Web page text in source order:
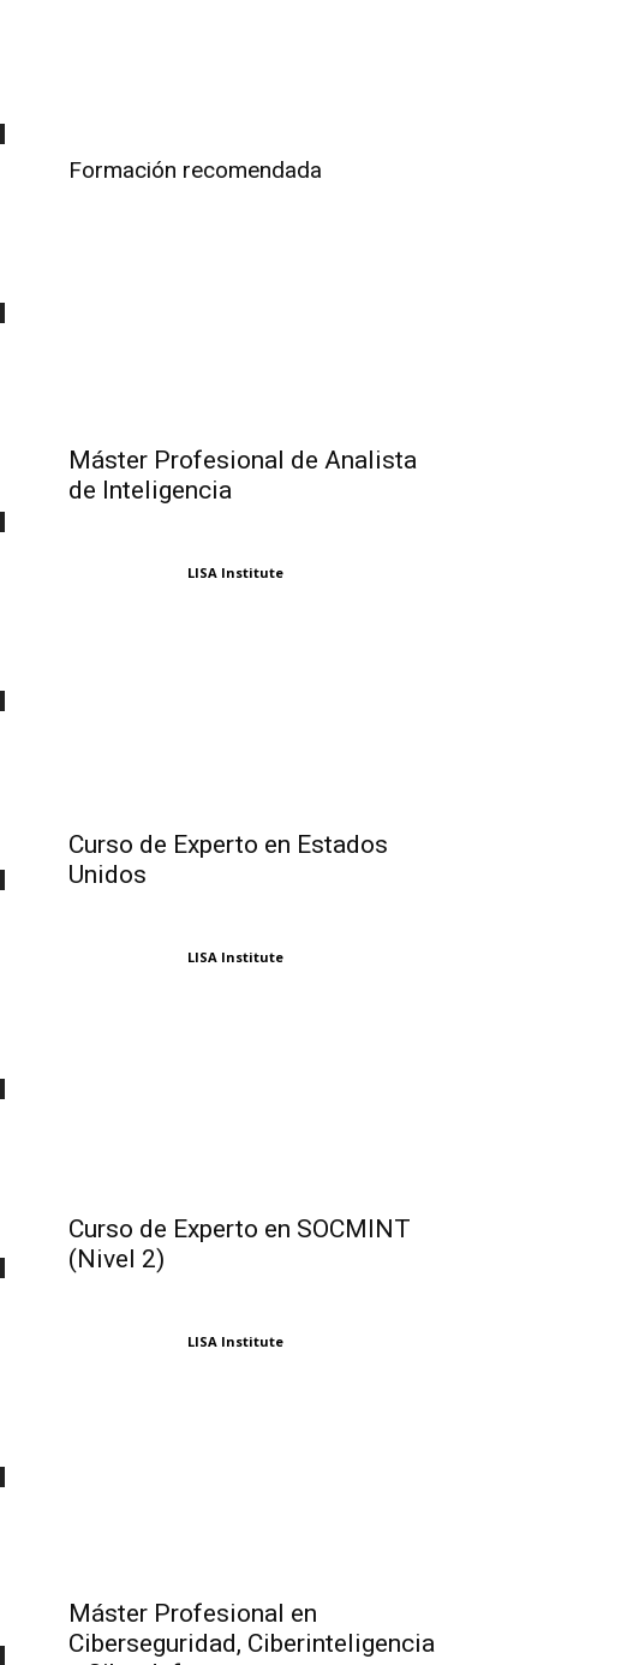
Formación recomendada
Máster Profesional de Analista
de Inteligencia
LISA Institute
Curso de Experto en Estados
Unidos
LISA Institute
Curso de Experto en SOCMINT
(Nivel 2)
LISA Institute
Máster Profesional en
Ciberseguridad, Ciberinteligencia